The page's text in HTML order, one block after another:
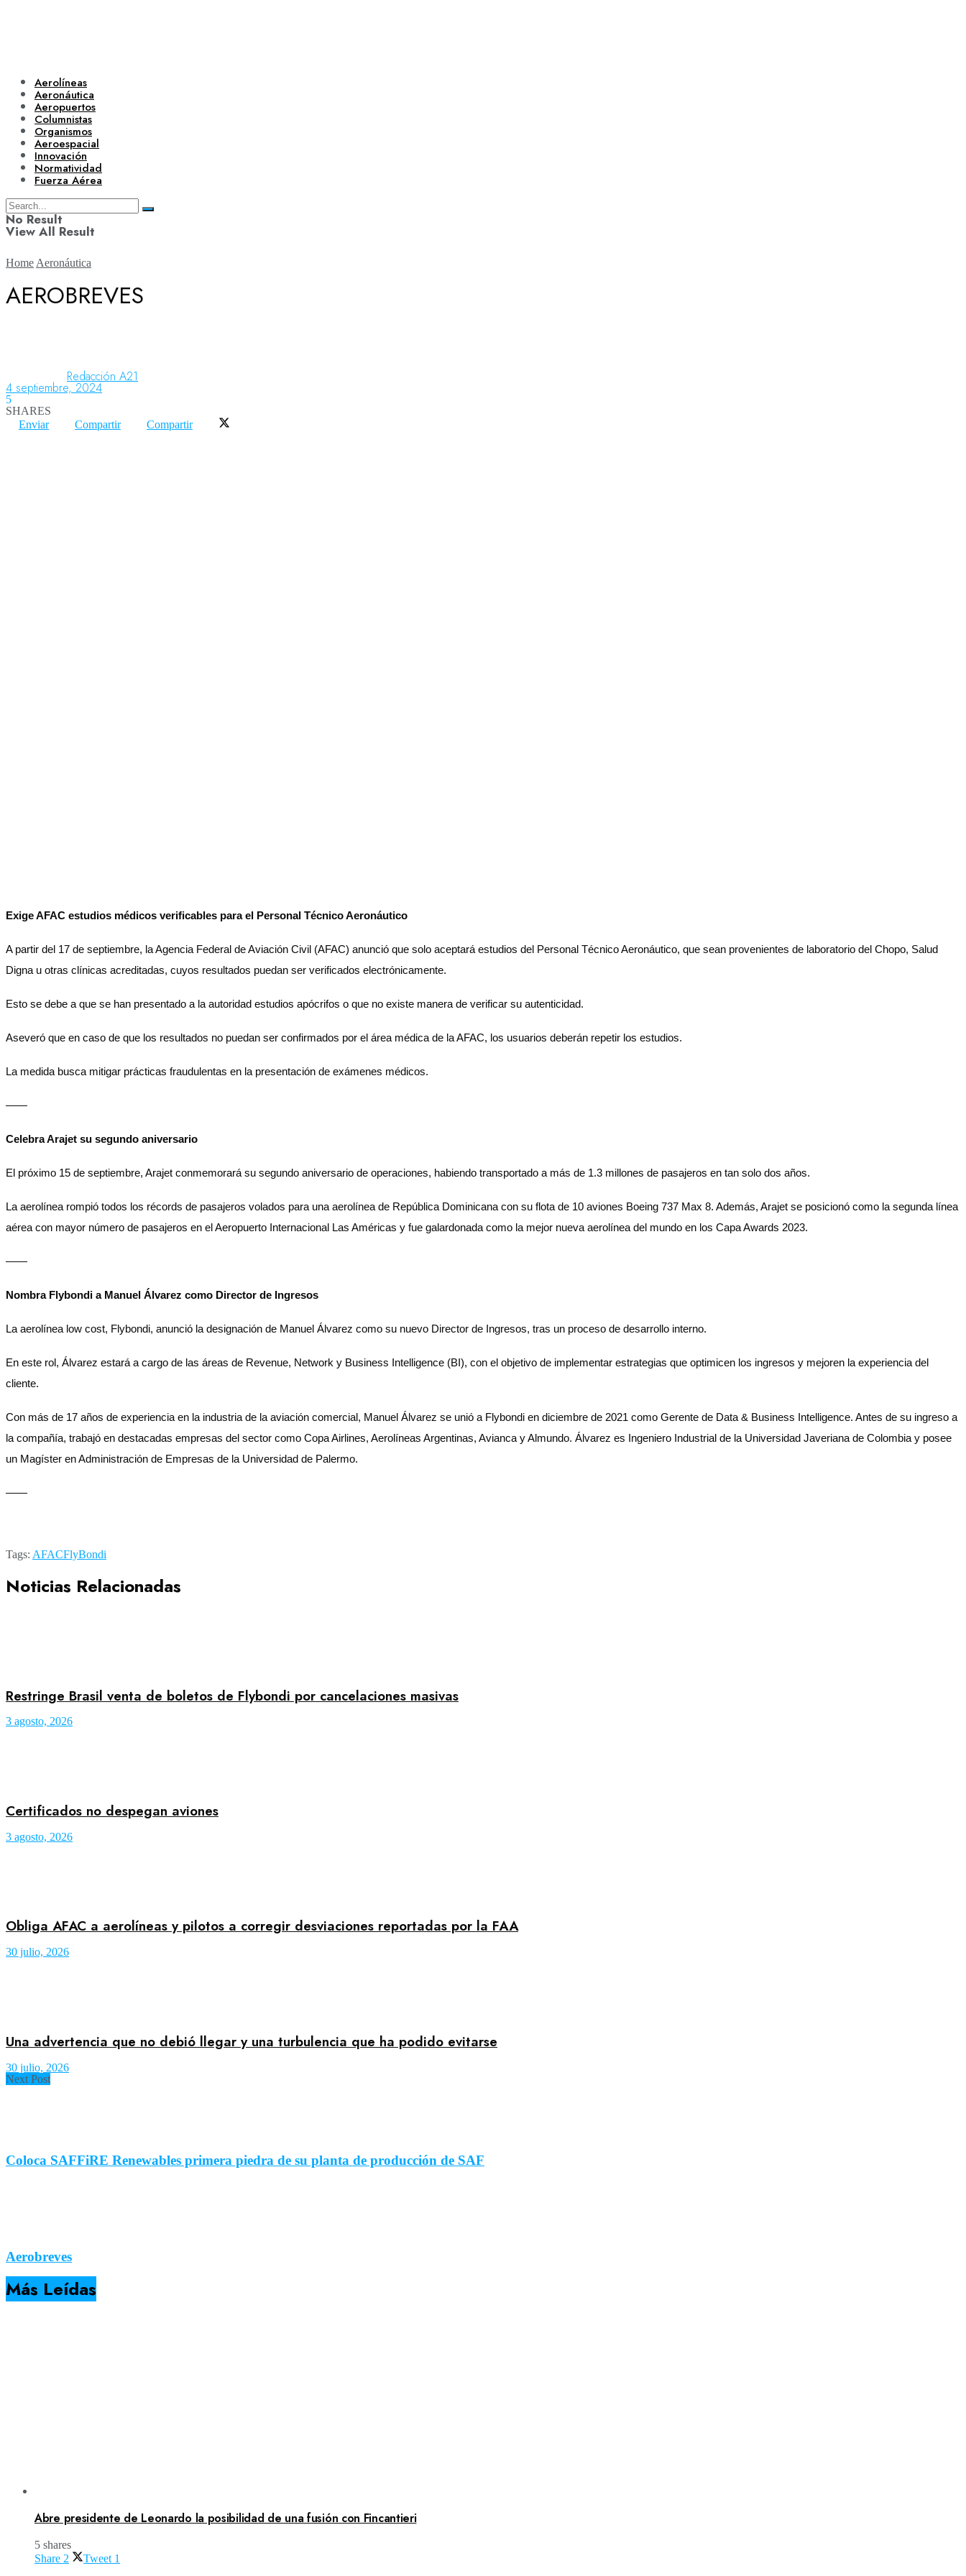
Aerolíneas
Aeronáutica
Aeropuertos
Columnistas
Organismos
Aeroespacial
Innovación
Normatividad
Fuerza Aérea
No Result
View All Result
Aeronáutica
Aeropuertos
Home Aeronáutica
AEROBREVES
Redacción A21
4 septiembre, 2024
5
SHARES
Enviar
Compartir Compartir
Exige AFAC estudios médicos verificables para el Personal Técnico Aeronáutico
A partir del 17 de septiembre, la Agencia Federal de Aviación Civil (AFAC) anunció que solo aceptará estudios del Personal Técnico Aeronáutico, que sean provenientes de laboratorio del Chopo, Salud
Digna u otras clínicas acreditadas, cuyos resultados puedan ser verificados electrónicamente.
Esto se debe a que se han presentado a la autoridad estudios apócrifos o que no existe manera de verificar su autenticidad.
Aseveró que en caso de que los resultados no puedan ser confirmados por el área médica de la AFAC, los usuarios deberán repetir los estudios.
La medida busca mitigar prácticas fraudulentas en la presentación de exámenes médicos.
——
Celebra Arajet su segundo aniversario
El próximo 15 de septiembre, Arajet conmemorará su segundo aniversario de operaciones, habiendo transportado a más de 1.3 millones de pasajeros en tan solo dos años.
La aerolínea rompió todos los récords de pasajeros volados para una aerolínea de República Dominicana con su flota de 10 aviones Boeing 737 Max 8. Además, Arajet se posicionó como la segunda línea
aérea con mayor número de pasajeros en el Aeropuerto Internacional Las Américas y fue galardonada como la mejor nueva aerolínea del mundo en los Capa Awards 2023.
——
Nombra Flybondi a Manuel Álvarez como Director de Ingresos
La aerolínea low cost, Flybondi, anunció la designación de Manuel Álvarez como su nuevo Director de Ingresos, tras un proceso de desarrollo interno.
En este rol, Álvarez estará a cargo de las áreas de Revenue, Network y Business Intelligence (BI), con el objetivo de implementar estrategias que optimicen los ingresos y mejoren la experiencia del
cliente.
Con más de 17 años de experiencia en la industria de la aviación comercial, Manuel Álvarez se unió a Flybondi en diciembre de 2021 como Gerente de Data & Business Intelligence. Antes de su ingreso a
la compañía, trabajó en destacadas empresas del sector como Copa Airlines, Aerolíneas Argentinas, Avianca y Almundo. Álvarez es Ingeniero Industrial de la Universidad Javeriana de Colombia y posee
un Magíster en Administración de Empresas de la Universidad de Palermo.
——
Tags: AFACFlyBondi
Noticias Relacionadas
Restringe Brasil venta de boletos de Flybondi por cancelaciones masivas
3 agosto, 2026
Certificados no despegan aviones
3 agosto, 2026
Obliga AFAC a aerolíneas y pilotos a corregir desviaciones reportadas por la FAA
30 julio, 2026
Una advertencia que no debió llegar y una turbulencia que ha podido evitarse
30 julio, 2026
Next Post
Coloca SAFFiRE Renewables primera piedra de su planta de producción de SAF
Aerobreves
Más Leídas
Abre presidente de Leonardo la posibilidad de una fusión con Fincantieri
5 shares
Share 2 Tweet 1